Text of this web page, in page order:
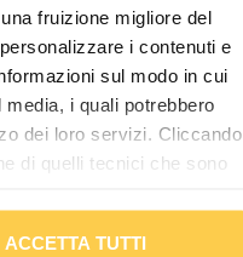
fruizione migliore del
i contenuti e
sul modo in cui
i quali potrebbero
dei loro servizi. Cliccando
di quelli tecnici che sono
ACCETTA TUTTI